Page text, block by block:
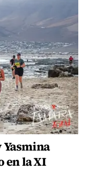
Yasmina
en la XI